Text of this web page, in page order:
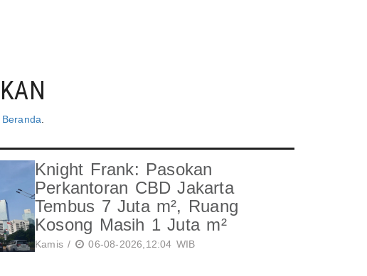
Knight Frank: Pasokan
Perkantoran CBD Jakarta
Tembus 7 Juta m², Ruang
Kosong Masih 1 Juta m²
Kamis / 06-08-2026,12:04 WIB